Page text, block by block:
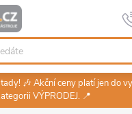
🎶 Akční ceny platí jen do
VÝPRODEJ. 📍